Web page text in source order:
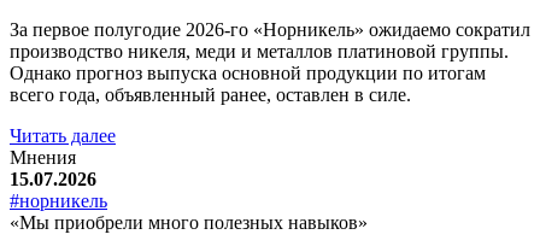
За первое полугодие 2026-го «Норникель» ожидаемо сократил
производство никеля, меди и металлов платиновой группы.
Однако прогноз выпуска основной продукции по итогам
всего года, объявленный ранее, оставлен в силе.
Читать далее
Мнения
15.07.2026
#норникель
«Мы приобрели много полезных навыков»